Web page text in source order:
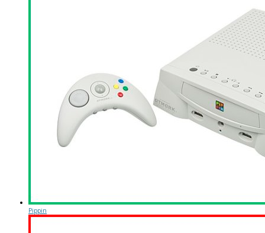
Pippin